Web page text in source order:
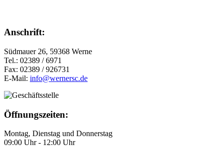
Anschrift:
Südmauer 26, 59368 Werne
Tel.: 02389 / 6971
Fax: 02389 / 926731
E-Mail: info@wernersc.de
Öffnungszeiten:
Montag, Dienstag und Donnerstag
09:00 Uhr - 12:00 Uhr